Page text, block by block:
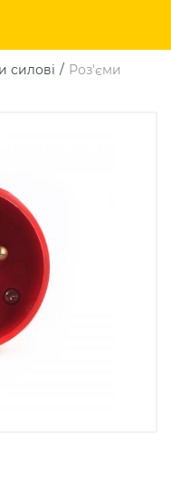
силові
Роз'єми